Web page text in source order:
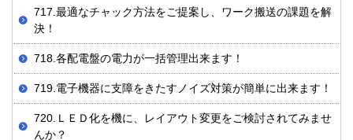
717.最適なチャック方法をご提案し、ワーク搬送の課題を解
決！
718.各配電盤の電力が一括管理出来ます！
719.電子機器に支障をきたすノイズ対策が簡単に出来ます！
720.ＬＥＤ化を機に、レイアウト変更をご検討されてみませ
んか？